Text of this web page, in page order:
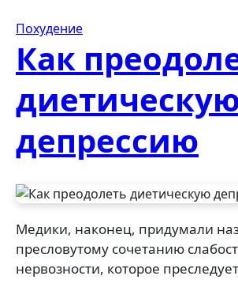
Похудение
Как
депрессию
Медики, наконец, придумали название
пресловутому сочетанию
нервозности, которое